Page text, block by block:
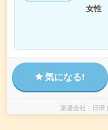
女性
気になる!
派遣会社 日研